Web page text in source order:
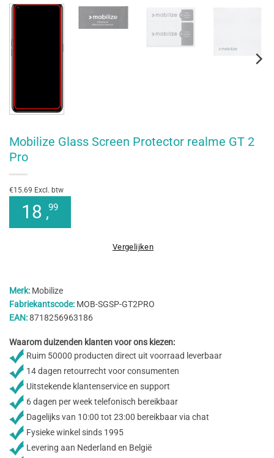
Mobilize Glass Screen Protector realme GT 2
Pro
€15.69 Excl. btw
18 ,99
Vergelijken
Merk: Mobilize
Fabriekantscode: MOB-SGSP-GT2PRO
EAN:8718256963186
Waarom duizenden klanten voor ons kiezen:
Ruim 50000 producten direct uit voorraad leverbaar
14 dagen retourrecht voor consumenten
Uitstekende klantenservice en support
6 dagen per week telefonisch bereikbaar
Dagelijks van 10:00 tot 23:00 bereikbaar via chat
Fysieke winkel sinds 1995
Levering aan Nederland en België